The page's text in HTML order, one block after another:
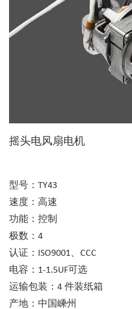
摇头电风扇电机
型号：TY43
速度：高速
功能：控制
极数：4
认证：ISO9001、CCC
电容：1-1.5UF可选
运输包装：4 件装纸箱
产地：中国嵊州